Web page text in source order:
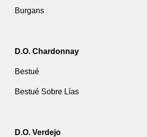
Burgans
D.O. Chardonnay
Bestué
Bestué Sobre Lías
D.O. Verdejo